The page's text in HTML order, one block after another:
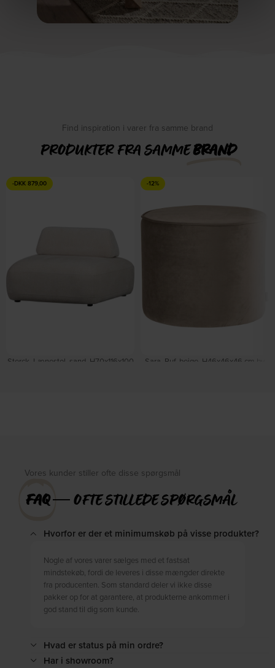
Find inspiration i varer fra samme brand
PRODUKTER FRA SAMMEBRAND
-DKK 879,00
Sterck, Lænestol, sand, H70x116x100
-12%
Sara, Puf, beige, H46x46x46 cm by
Vores kunder stiller ofte disse spørgsmål
FAQ― OFTE STILLEDE SPØRGSMÅL
Hvorfor er der et minimumskøb på visse produkter?
Nogle af vores varer sælges med et fastsat
mindstekøb, fordi de leveres i disse mængder direkte
fra producenten. Som standard deler vi ikke disse
pakker op for at garantere, at produkterne ankommer i
god stand til dig som kunde.
Hvad er status på min ordre?
Har i showroom?